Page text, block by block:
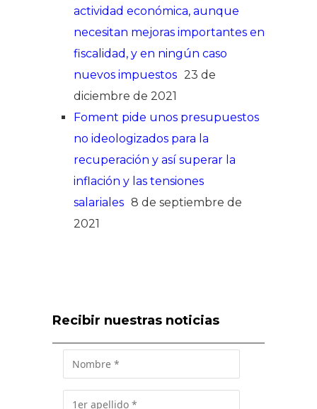
actividad económica, aunque
necesitan mejoras importantes en
fiscalidad, y en ningún caso
nuevos impuestos 23 de
diciembre de 2021
Foment pide unos presupuestos
no ideologizados para la
recuperación y así superar la
inflación y las tensiones
salariales 8 de septiembre de
2021
Recibir nuestras noticias